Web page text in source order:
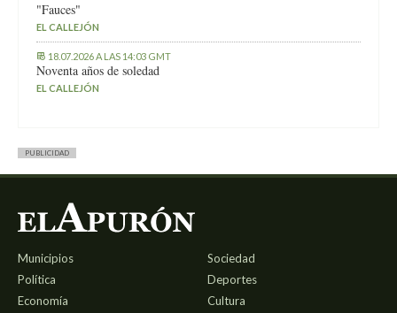
"Fauces"
EL CALLEJÓN
18.07.2026 A LAS 14:03 GMT
Noventa años de soledad
EL CALLEJÓN
PUBLICIDAD
Municipios
Política
Economía
Sociedad
Deportes
Cultura